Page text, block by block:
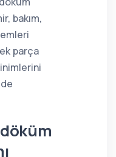
bakım,
parça